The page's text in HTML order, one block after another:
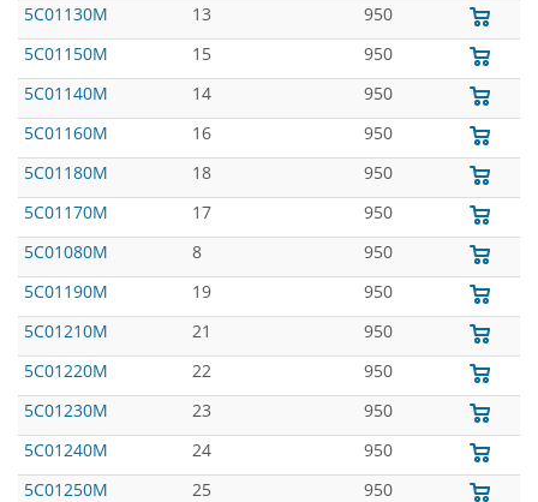
5C01130M
13
950
5C01150M
15
950
5C01140M
14
950
5C01160M
16
950
5C01180M
18
950
5C01170M
17
950
5C01080M
8
950
5C01190M
19
950
5C01210M
21
950
5C01220M
22
950
5C01230M
23
950
5C01240M
24
950
5C01250M
25
950